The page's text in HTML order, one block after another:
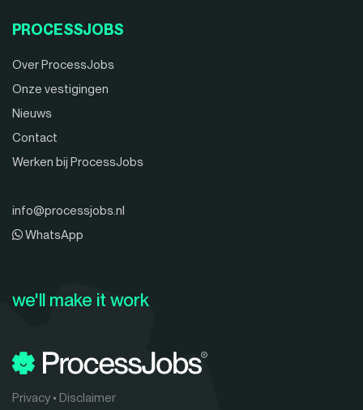
PROCESSJOBS
Over ProcessJobs
Onze vestigingen
Nieuws
Contact
Werken bij ProcessJobs
info@processjobs.nl
WhatsApp
Privacy• Disclaimer
we'll make it work